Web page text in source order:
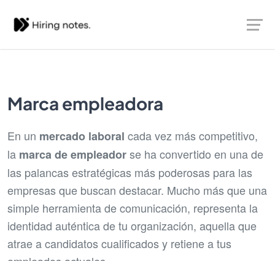
Marca empleadora
En un mercado laboral cada vez más competitivo,
la marca de empleadorse ha convertido en una de
las palancas estratégicas más poderosas para las
empresas que buscan destacar. Mucho más que una
simple herramienta de comunicación, representa la
identidad auténtica de tu organización, aquella que
atrae a candidatos cualificados y retiene a tus